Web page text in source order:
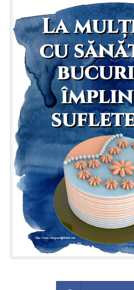
Felicitari zile saptamana
Felicitari muzicale
Felicitari muzicale personalizate
Felicitari animate
Invitatii personalizate
Conecteaza-te